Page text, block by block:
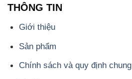
THÔNG TIN
Giới thiệu
Sản phẩm
Chính sách và quy định chung